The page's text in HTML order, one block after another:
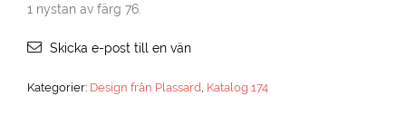
1 nystan av färg 76.
Skicka e-post till en vän
Kategorier: Design från Plassard Katalog 174